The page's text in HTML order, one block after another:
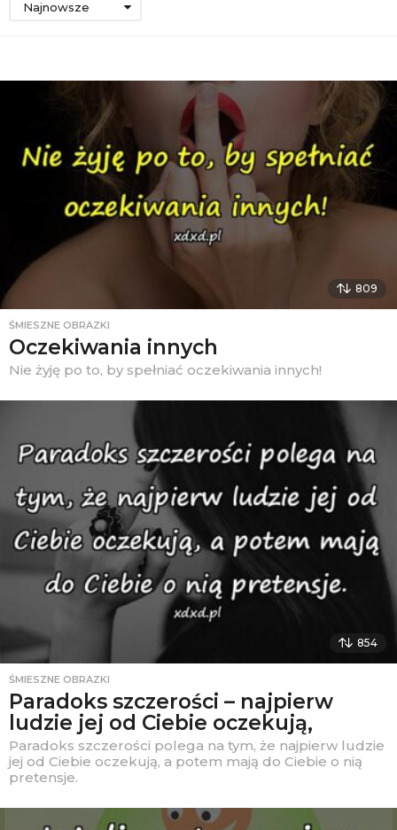
Najnowsze
809
ŚMIESZNE OBRAZKI
Oczekiwania innych
Nie żyję po to, by spełniać oczekiwania innych!
854
ŚMIESZNE OBRAZKI
Paradoks szczerości – najpierw
ludzie jej od Ciebie oczekują,
Paradoks szczerości polega na tym, że najpierw ludzie
jej od Ciebie oczekują, a potem mają do Ciebie o nią
pretensje.